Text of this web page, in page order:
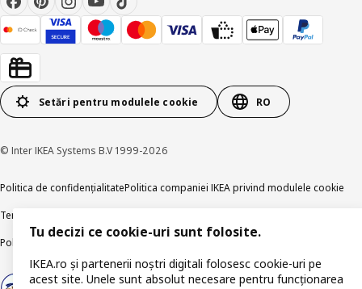
Setări pentru modulele cookie RO
© Inter IKEA Systems B.V 1999-2026
Politica de confidențialitatePolitica companiei IKEA privind modulele cookie
Termeni și Condiții
Politica de publicare responsabilă
Tu decizi ce cookie-uri sunt folosite.
IKEA.ro și partenerii noștri digitali folosesc cookie-uri pe
acest site. Unele sunt absolut necesare pentru funcționarea